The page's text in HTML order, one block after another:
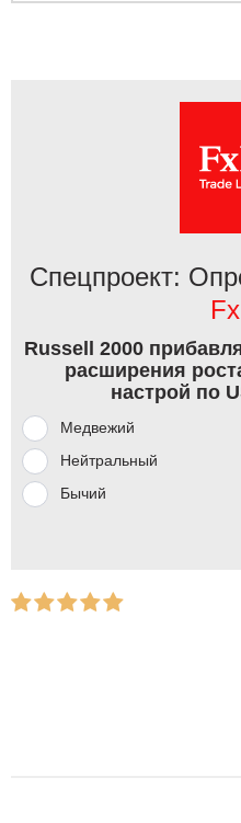
Спецпроект:
Russell 2000
расширения
настрой по
Медвежий
Нейтральный
Бычий